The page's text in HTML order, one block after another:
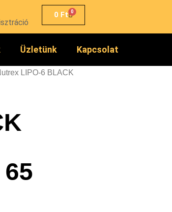
0 Ft 0
Üzletünk Kapcsolat
LIPO-6 BLACK